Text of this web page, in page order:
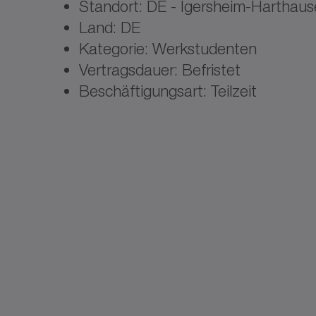
Standort: DE - Igersheim-
Land: DE
Kategorie: Werkstudenten
Vertragsdauer: Befristet
Beschäftigungsart: Teilzeit